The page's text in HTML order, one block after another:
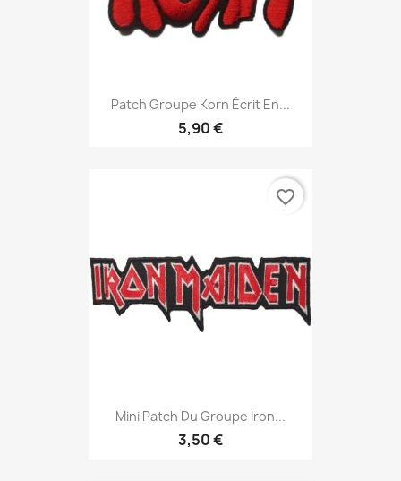
Patch Groupe Korn Écrit En...
5,90 €
Mini Patch Du Groupe Iron...
3,50 €
favorite_border